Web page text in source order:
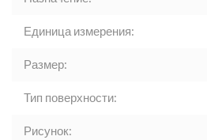
Единица измерения:
Размер:
Тип поверхности:
Рисунок: